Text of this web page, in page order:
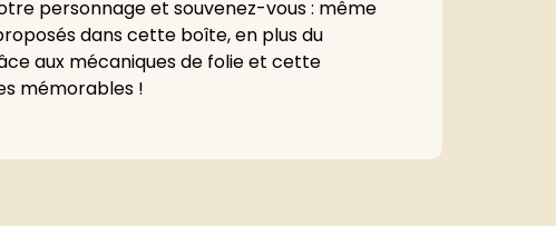
personnage et souvenez-vous : même
dans cette boîte, en plus du
aux mécaniques de folie et cette
mémorables !